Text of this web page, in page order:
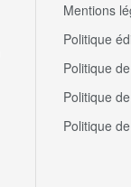
Mentions
Politique
Politique
Politique
Politique